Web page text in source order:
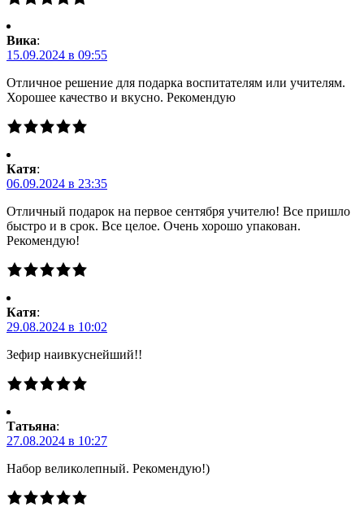
Вика:
15.09.2024 в 09:55
Отличное решение для подарка воспитателям или учителям.
Хорошее качество и вкусно. Рекомендую
Катя:
06.09.2024 в 23:35
Отличный подарок на первое сентября учителю! Все пришло
быстро и в срок. Все целое. Очень хорошо упакован.
Рекомендую!
Катя:
29.08.2024 в 10:02
Зефир наивкуснейший!!
Татьяна:
27.08.2024 в 10:27
Набор великолепный. Рекомендую!)